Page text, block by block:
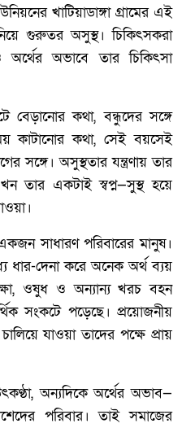
খাটিয়াডাঙ্গা গ্রামের এই
গুরুতর অসুস্থ। চিকিৎসকরা
অর্থের অভাবে তার চিকিৎসা
বেড়ানোর কথা, বন্ধুদের সঙ্গে
কাটানোর কথা, সেই বয়সেই
সঙ্গে। অসুস্থতার যন্ত্রণায় তার
তার একটাই স্বপ্ন—সুস্থ হয়ে
সাধারণ পরিবারের মানুষ।
ধার-দেনা করে অনেক অর্থ ব্যয়
ওষুধ ও অন্যান্য খরচ বহন
সংকটে পড়েছে। প্রয়োজনীয়
যাওয়া তাদের পক্ষে প্রায়
অন্যদিকে অর্থের অভাব—
পরিবার। তাই সমাজের